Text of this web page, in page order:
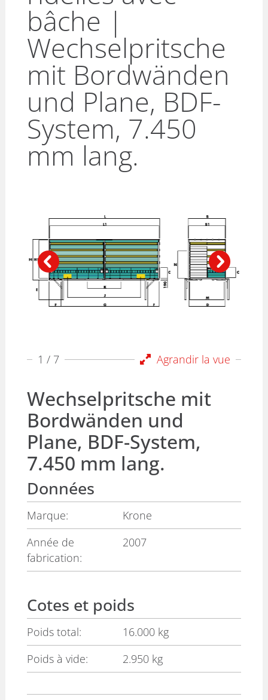
bâche |
Wechselpritsche
mit Bordwänden
und Plane, BDF-
System, 7.450
mm lang.
Agrandir la vue
1 / 7
Wechselpritsche mit
Bordwänden und
Plane, BDF-System,
7.450 mm lang.
Données
Marque:
Krone
Année de
fabrication:
2007
Cotes et poids
Poids total:
16.000 kg
Poids à vide:
2.950 kg